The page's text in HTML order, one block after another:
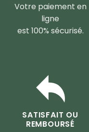
Votre paiement en
ligne
est 100% sécurisé.
SATISFAIT OU
REMBOURSÉ